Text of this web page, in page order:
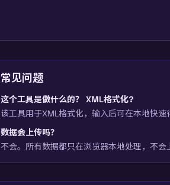
常见问题
这个工具是做什么的？ XML格式化?
该工具用于XML格式化，输入后可在本地快速
数据会上传吗？
不会。所有数据都只在浏览器本地处理，不会